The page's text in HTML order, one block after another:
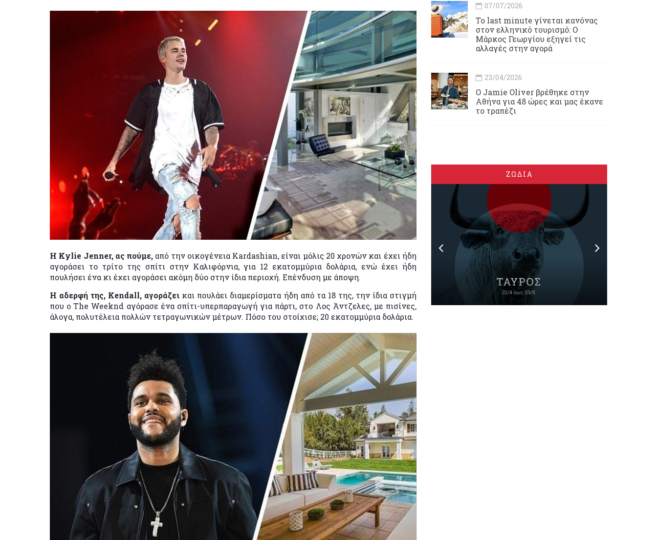
Η Κylie Jenner, ας πούμε, από την οικογένεια Kardashian, είναι μόλις 20 χρονών και έχει ήδη
αγοράσει το τρίτο της σπίτι στην Καλιφόρνια, για 12 εκατομμύρια δολάρια, ενώ έχει ήδη
πουλήσει ένα κι έχει αγοράσει ακόμη δύο στην ίδια περιοχή. Επένδυση με άποψη.
Η αδερφή της, Kendall, αγοράζει και πουλάει διαμερίσματα ήδη από τα 18 της, την ίδια στιγμή
που ο The Weeknd αγόρασε ένα σπίτι-υπερπαραγωγή για πάρτι, στο Λος Άντζελες, με πισίνες,
άλογα, πολυτέλεια πολλών τετραγωνικών μέτρων. Πόσο του στοίχισε; 20 εκατομμύρια δολάρια.
07/07/2026
Το last minute γίνεται κανόνας
στον ελληνικό τουρισμό: Ο
Μάρκος Γεωργίου εξηγεί τις
αλλαγές στην αγορά
23/04/2026
Ο Jamie Oliver βρέθηκε στην
Αθήνα για 48 ώρες και μας έκανε
το τραπέζι
ΖΩΔΙΑ